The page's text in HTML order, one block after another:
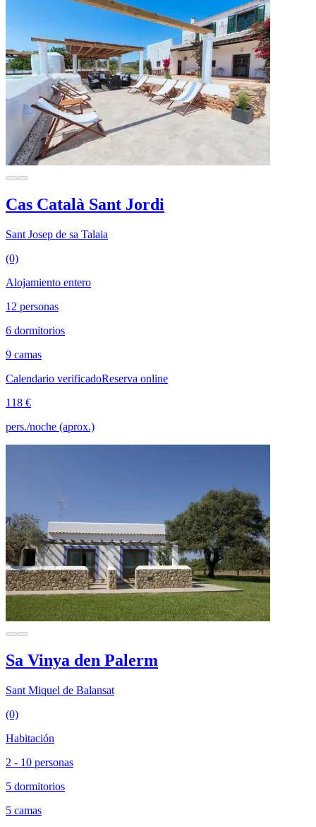
Cas Català Sant Jordi
Sant Josep de sa Talaia
(0)
Alojamiento entero
12 personas
6 dormitorios
9 camas
Calendario verificadoReserva online
118 €
pers./noche (aprox.)
Sa Vinya den Palerm
Sant Miquel de Balansat
(0)
Habitación
2 - 10 personas
5 dormitorios
5 camas